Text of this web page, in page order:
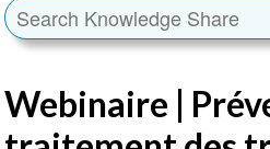
Webinaire |